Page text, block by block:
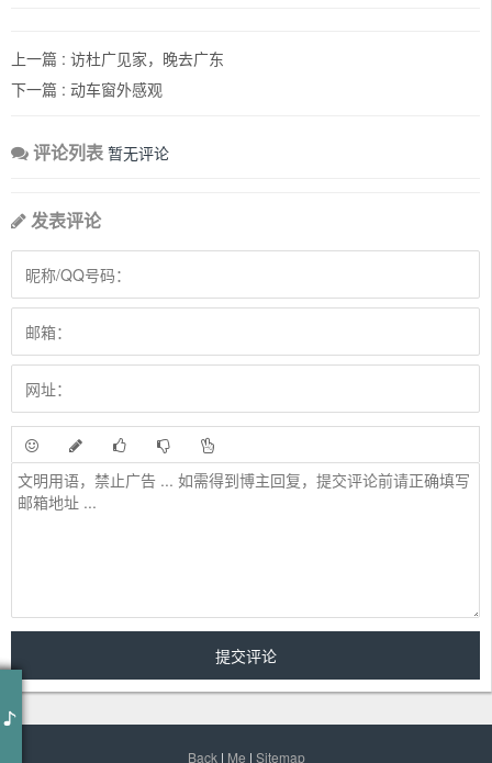
上一篇 : 访杜广见家，晚去广东
下一篇 : 动车窗外感观
评论列表 暂无评论
发表评论
Back| Me | Sitemap
作词 : 席慕蓉
编曲 : 江建民
让我与你握别